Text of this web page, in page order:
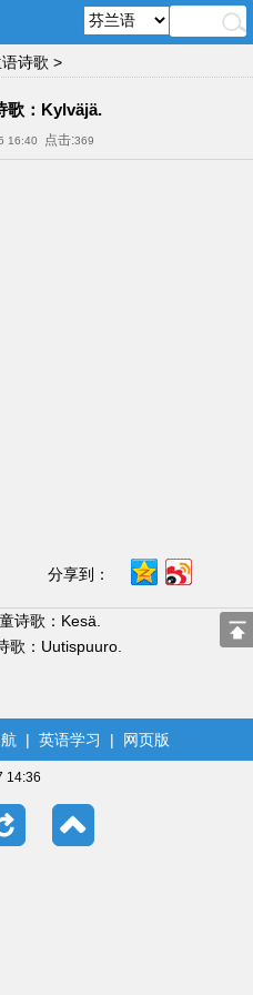
诗歌 >
歌：Kylväjä.
16:40 点击:369
分享到：
诗歌：Kesä.
歌：Uutispuuro.
| 英语学习 | 网页版
14:36